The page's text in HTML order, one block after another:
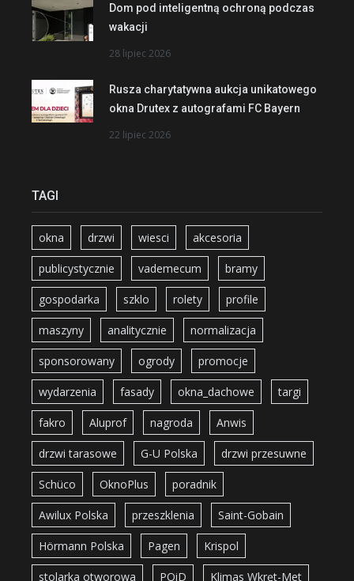
Dom pod inteligentną ochroną podczas
wakacji
28 lipiec 2026
Rusza charytatywna aukcja unikatowego
okna Drutex z autografami FC Bayern
22 lipiec 2026
TAGI
okna drzwi wiesci akcesoria
publicystycznie vademecum bramy
gospodarka szklo rolety profile
maszyny analitycznie normalizacja
sponsorowany ogrody promocje
wydarzenia fasady okna_dachowe targi
fakro Aluprof nagroda Anwis
drzwi tarasowe G-U Polska drzwi przesuwne
Schüco OknoPlus poradnik
Awilux Polska przeszklenia Saint-Gobain
Hörmann Polska Pagen Krispol
stolarka otworowa POiD Klimas Wkręt-Met